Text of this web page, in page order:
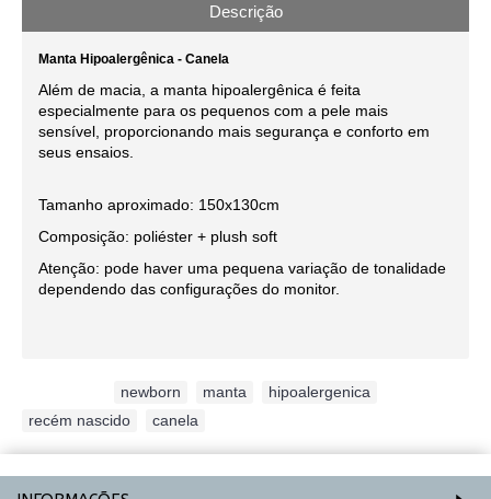
Descrição
Manta Hipoalergênica - Canela
Além de macia, a manta hipoalergênica é feita
especialmente para os pequenos com a pele mais
sensível, proporcionando mais segurança e conforto em
seus ensaios.
Tamanho aproximado: 150x130cm
Composição: poliéster + plush soft
Atenção: pode haver uma pequena variação de tonalidade
dependendo das configurações do monitor.
newborn manta hipoalergenica
recém nascido
canela